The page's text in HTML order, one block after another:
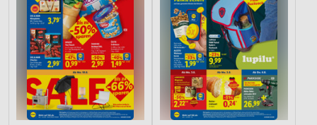
Verwendung von Profilen zur Auswahl
personalisierter Werbung
Erstellung von Profilen zur Personalisierung
von Inhalten
Verwendung von Profilen zur Auswahl
personalisierter Inhalte